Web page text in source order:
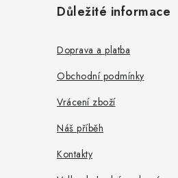
Důležité informace
Doprava a platba
Obchodní podmínky
Vrácení zboží
Náš příběh
Kontakty